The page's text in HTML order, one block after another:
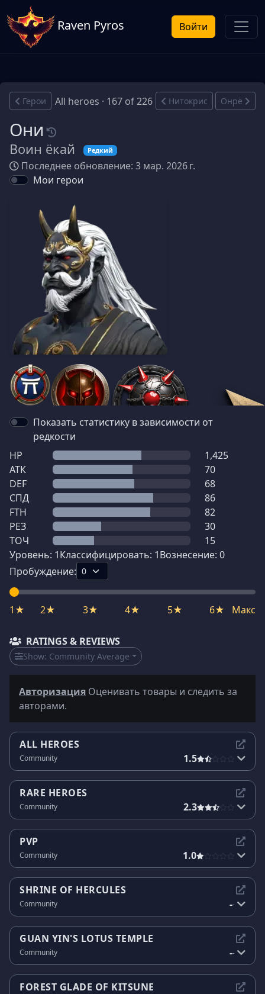
Raven Pyros Войти
Герои All heroes · 167 of 226 Нитокрис Онрё
Они
Воин ёкай Редкий
Последнее обновление: 3 мар. 2026 г.
Мои герои
Показать статистику в зависимости от
редкости
HP
1,425
АТК
70
DEF
68
СПД
86
FTH
82
РЕЗ
30
ТОЧ
15
Уровень: 1Классифицировать: 1Вознесение: 0
Пробуждение:
1★ 2★ 3★ 4★ 5★ 6★ Макс
RATINGS & REVIEWS
Show: Community Average
Авторизация Оценивать товары и следить за
авторами.
ALL HEROES
Community 1.5
RARE HEROES
Community 2.3
PVP
Community 1.0
SHRINE OF HERCULES
Community --
GUAN YIN'S LOTUS TEMPLE
Community --
FOREST GLADE OF KITSUNE